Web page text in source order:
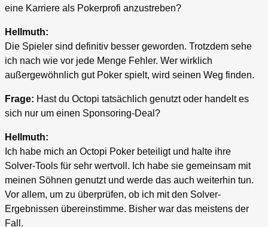
eine Karriere als Pokerprofi anzustreben?
Hellmuth:
Die Spieler sind definitiv besser geworden. Trotzdem sehe
ich nach wie vor jede Menge Fehler. Wer wirklich
außergewöhnlich gut Poker spielt, wird seinen Weg finden.
Frage: Hast du Octopi tatsächlich genutzt oder handelt es
sich nur um einen Sponsoring-Deal?
Hellmuth:
Ich habe mich an Octopi Poker beteiligt und halte ihre
Solver-Tools für sehr wertvoll. Ich habe sie gemeinsam mit
meinen Söhnen genutzt und werde das auch weiterhin tun.
Vor allem, um zu überprüfen, ob ich mit den Solver-
Ergebnissen übereinstimme. Bisher war das meistens der
Fall.